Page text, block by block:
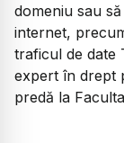
domeniu sau
internet,
traficul de date
expert în drept
predă la